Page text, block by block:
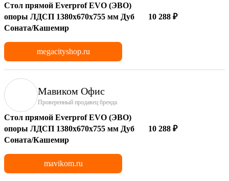
Стол прямой Everprof EVO (ЭВО)
опоры ЛДСП 1380х670х755 мм Дуб
Соната/Кашемир
10 288 ₽
megacityshop.ru
Мавиком Офис
Проверенный продавец бренда
Стол прямой Everprof EVO (ЭВО)
опоры ЛДСП 1380х670х755 мм Дуб
Соната/Кашемир
10 288 ₽
mavikom.ru